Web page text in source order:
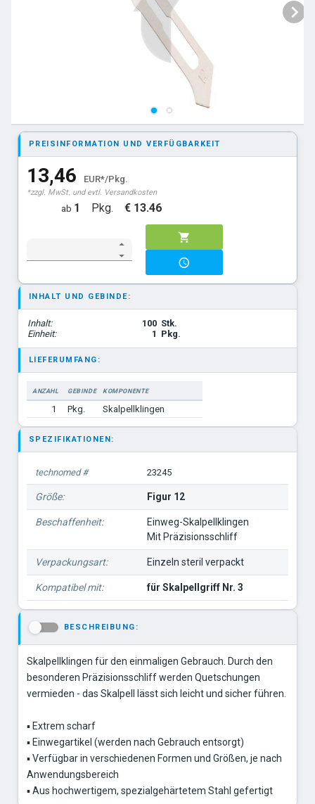
PREISINFORMATION UND VERFÜGBARKEIT
13,46 EUR*/Pkg.
*zzgl. MwSt. und evtl. Versandkosten
ab 1 Pkg. € 13.46
INHALT UND GEBINDE:
Inhalt: 100 Stk.
Einheit:
1 Pkg.
LIEFERUMFANG:
ANZAHL GEBINDE
KOMPONENTE
1
Pkg. Skalpellklingen
SPEZIFIKATIONEN:
technomed # 23245
Größe: Figur 12
Beschaffenheit:
Einweg-Skalpellklingen
Mit Präzisionsschliff
Verpackungsart: Einzeln steril verpackt
Kompatibel mit: für Skalpellgriff Nr. 3
BESCHREIBUNG:
Skalpellklingen für den einmaligen Gebrauch. Durch den
besonderen Präzisionsschliff werden Quetschungen
vermieden - das Skalpell lässt sich leicht und sicher führen.
▪ Extrem scharf
▪ Einwegartikel (werden nach Gebrauch entsorgt)
▪ Verfügbar in verschiedenen Formen und Größen, je nach
Anwendungsbereich
▪ Aus hochwertigem, spezialgehärtetem Stahl gefertigt